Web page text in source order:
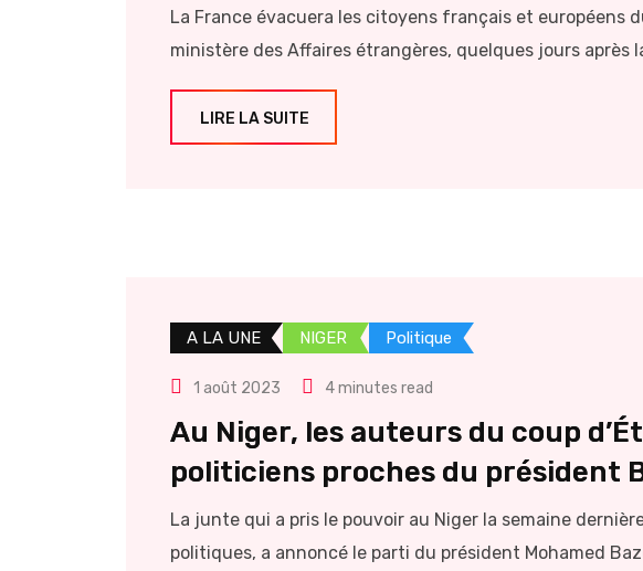
La France évacuera les citoyens français et européens
ministère des Affaires étrangères, quelques jours après
LIRE LA SUITE
A LA UNE NIGER Politique
1 août 2023 4 minutes read
Au Niger, les auteurs du coup
politiciens proches du président
La junte qui a pris le pouvoir au Niger la semaine
politiques, a annoncé le parti du président Mohamed